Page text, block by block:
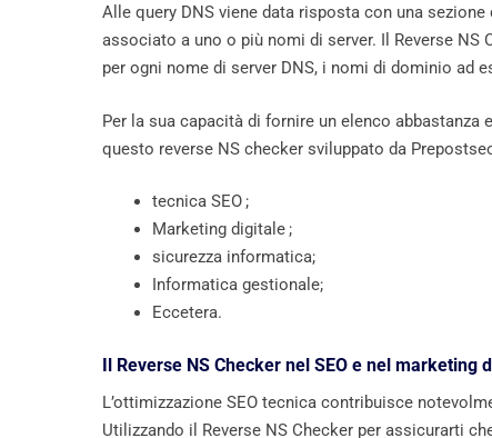
Alle query DNS viene data risposta con una
associato a uno o più nomi di server. Il Reverse
per ogni nome di server DNS, i nomi di dominio ad
Per la sua capacità di fornire un elenco
questo reverse NS checker sviluppato da
tecnica SEO ;
Marketing digitale ;
sicurezza informatica;
Informatica gestionale;
Eccetera.
Il Reverse NS Checker nel SEO e nel marketing
L’ottimizzazione SEO tecnica contribuisce
Utilizzando il Reverse NS Checker per assicurarti